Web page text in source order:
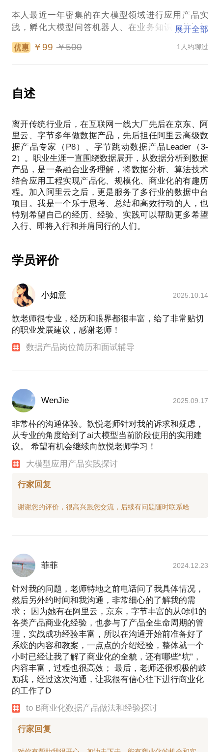
如您方便，可在正式约聊前整理下脱敏后的相关背
景、问题、卡点、困惑等到我准备和理解，以提升正
式约聊的效率。
本人最近一年密集的在大模型领域进行应用产品实
践，孵化大模型问答机器人、在业务知识、数据知
实践感悟、失败/成功经验，可以与您分享，希望对您
如您方便，可在正式约聊前整理下脱敏后的相关背
景、问题、卡点、困惑等到我准备和理解，以提升正
备注：任何涉及所服务公司业务、具体项目情况等违
展开全部
￥99 ￥500 1人约聊过
自述
离开传统行业后，在互联网一线大厂先后在京东、阿
里云、字节多年做数据产品，先后担任阿里云高级数
据产品专家（P8）、字节跳动数据产品Leader（3-
2）。职业生涯一直围绕数据展开，从数据分析到数据
产品，是一条融合业务理解，将数据分析、算法技术
结合应用工程实现产品化、规模化、商业化的有趣历
程。加入阿里云之后，更是服务了多行业的数据中台
项目。我是一个乐于思考、总结和高效行动的人，也
特别希望自己的经历、经验、实践可以帮助更多希望
学员评价
小如意 2025.10.14
歆老师很专业，经历和眼界都很丰富，给了非常贴切
的职业发展建议，感谢老师！
数据产品岗位简历和面试辅导
WenJie 2025.09.17
非常棒的沟通体验。歆悦老师针对我的诉求和疑虑，
从专业的角度给到了ai大模型当前阶段使用的实用建
议。 希望有机会继续向歆悦老师学习！
大模型应用产品实践探讨
行家回复
菲菲 2024.12.23
针对我的问题，老师特地之前电话问了我具体情况，
然后另外约时间和我沟通，非常细心的了解我的需
求； 因为她有在阿里云，京东，字节丰富的从0到1的
各类产品商业化经验，也参与了产品全生命周期的管
理，实战成功经验丰富，所以在沟通开始前准备好了
系统的内容和教案，一点点的介绍经验，整体就一个
小时已经让我了解了商业化的全貌，还有哪些“坑”，
内容丰富，过程也很高效； 最后，老师还很积极的鼓
励我，经过这次沟通，让我很有信心往下进行商业化
的工作了D
to B商业化数据产品做法和经验探讨
行家回复